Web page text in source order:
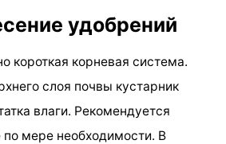
удобрений
короткая корневая система.
слоя почвы кустарник
влаги. Рекомендуется
по мере необходимости. В